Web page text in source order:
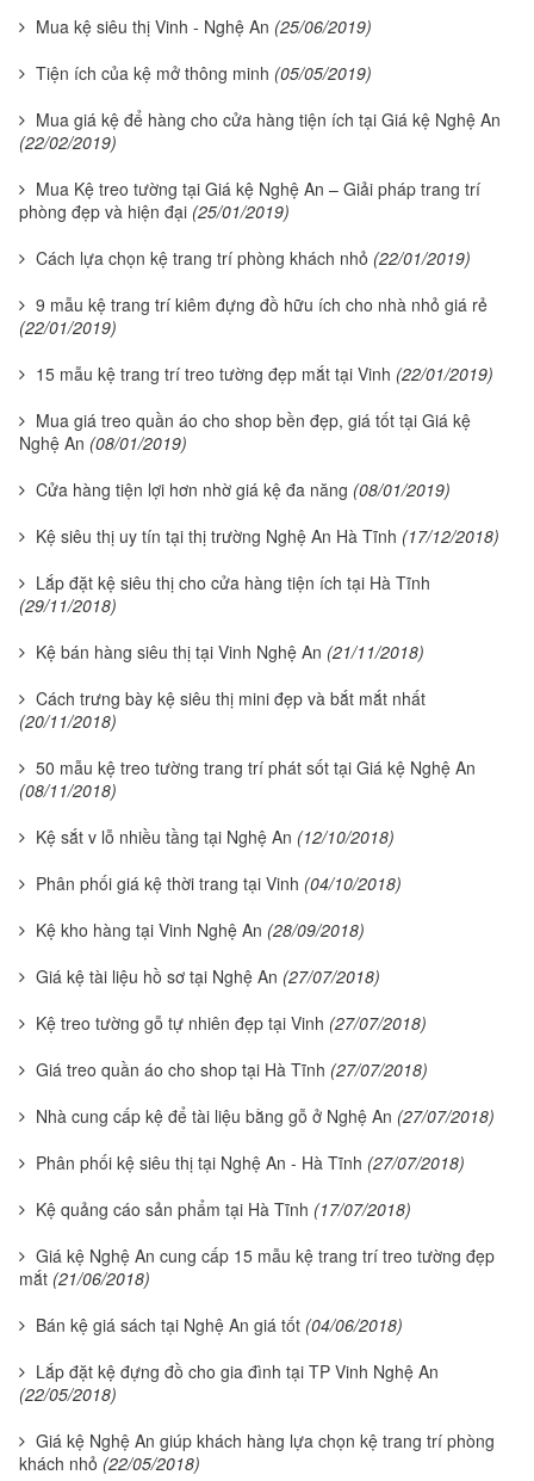
Mua kệ siêu thị Vinh - Nghệ An (25/06/2019)
Tiện ích của kệ mở thông minh (05/05/2019)
Mua giá kệ để hàng cho cửa hàng tiện ích tại Giá kệ Nghệ An
(22/02/2019)
Mua Kệ treo tường tại Giá kệ Nghệ An – Giải pháp trang trí
phòng đẹp và hiện đại (25/01/2019)
Cách lựa chọn kệ trang trí phòng khách nhỏ (22/01/2019)
9 mẫu kệ trang trí kiêm đựng đồ hữu ích cho nhà nhỏ giá rẻ
(22/01/2019)
15 mẫu kệ trang trí treo tường đẹp mắt tại Vinh (22/01/2019)
Mua giá treo quần áo cho shop bền đẹp, giá tốt tại Giá kệ
Nghệ An (08/01/2019)
Cửa hàng tiện lợi hơn nhờ giá kệ đa năng (08/01/2019)
Kệ siêu thị uy tín tại thị trường Nghệ An Hà Tĩnh (17/12/2018)
Lắp đặt kệ siêu thị cho cửa hàng tiện ích tại Hà Tĩnh
(29/11/2018)
Kệ bán hàng siêu thị tại Vinh Nghệ An (21/11/2018)
Cách trưng bày kệ siêu thị mini đẹp và bắt mắt nhất
(20/11/2018)
50 mẫu kệ treo tường trang trí phát sốt tại Giá kệ Nghệ An
(08/11/2018)
Kệ sắt v lỗ nhiều tầng tại Nghệ An (12/10/2018)
Phân phối giá kệ thời trang tại Vinh (04/10/2018)
Kệ kho hàng tại Vinh Nghệ An (28/09/2018)
Giá kệ tài liệu hồ sơ tại Nghệ An (27/07/2018)
Kệ treo tường gỗ tự nhiên đẹp tại Vinh (27/07/2018)
Giá treo quần áo cho shop tại Hà Tĩnh (27/07/2018)
Nhà cung cấp kệ để tài liệu bằng gỗ ở Nghệ An (27/07/2018)
Phân phối kệ siêu thị tại Nghệ An - Hà Tĩnh (27/07/2018)
Kệ quảng cáo sản phẩm tại Hà Tĩnh (17/07/2018)
Giá kệ Nghệ An cung cấp 15 mẫu kệ trang trí treo tường đẹp
mắt (21/06/2018)
Bán kệ giá sách tại Nghệ An giá tốt (04/06/2018)
Lắp đặt kệ đựng đồ cho gia đình tại TP Vinh Nghệ An
(22/05/2018)
Giá kệ Nghệ An giúp khách hàng lựa chọn kệ trang trí phòng
khách nhỏ (22/05/2018)